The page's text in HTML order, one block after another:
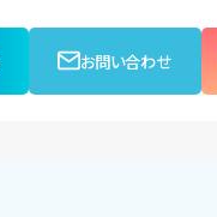
お問い合わせ